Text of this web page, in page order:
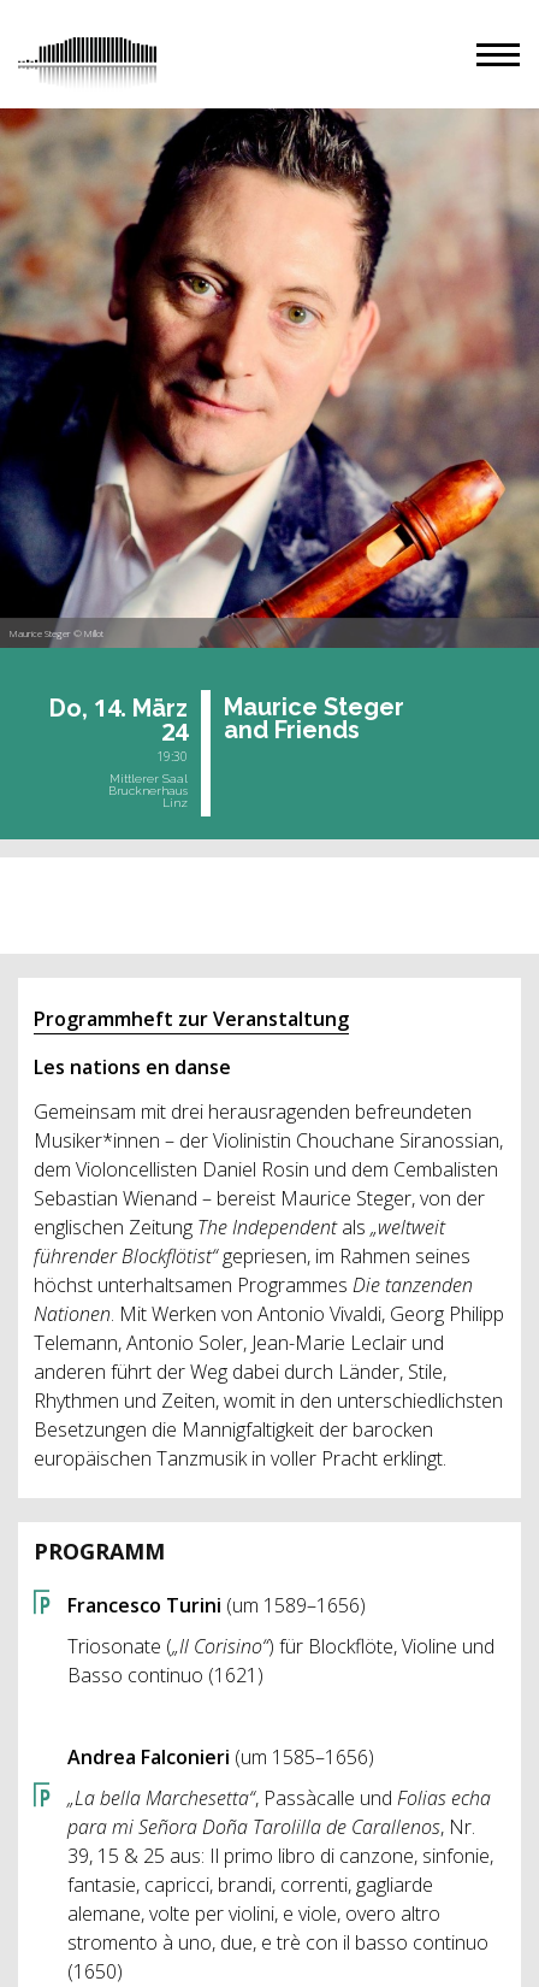
Maurice Steger © Millot
Do, 14. März
24
19:30
Mittlerer Saal
Brucknerhaus
Linz
Mau­rice Ste­ger
and Fri­ends
Programmheft zur Veranstaltung
Les nations en danse
Gemeinsam mit drei herausragenden befreundeten
Musiker*innen – der Violinistin Chouchane Siranossian,
dem Violoncellisten Daniel Rosin und dem Cembalisten
Sebastian Wienand – bereist Maurice Steger, von der
englischen Zeitung The Independentals „weltweit
führender Blockflötist“gepriesen, im Rahmen seines
höchst unterhaltsamen Programmes Die tanzenden
Nationen. Mit Werken von Antonio Vivaldi, Georg Philipp
Telemann, Antonio Soler, Jean-Marie Leclair und
anderen führt der Weg dabei durch Länder, Stile,
Rhythmen und Zeiten, womit in den unterschiedlichsten
Besetzungen die Mannigfaltigkeit der barocken
europäischen Tanzmusik in voller Pracht erklingt.
PROGRAMM
Francesco Turini (um 1589–1656)
Triosonate („Il Corisino“) für Blockflöte, Violine und
Basso continuo (1621)
Andrea Falconieri (um 1585–1656)
„La bella Marchesetta“, Passàcalle und Folias echa
para mi Señora Doña Tarolilla de Carallenos, Nr.
39, 15 & 25 aus: Il primo libro di canzone, sinfonie,
fantasie, capricci, brandi, correnti, gagliarde
alemane, volte per violini, e viole, overo altro
stromento à uno, due, e trè con il basso continuo
(1650)